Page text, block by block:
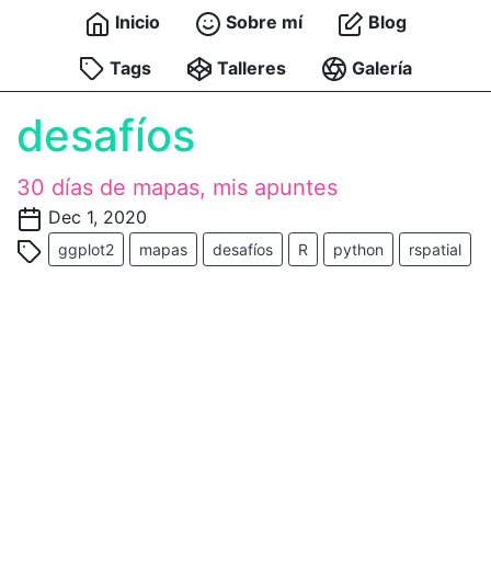
Inicio Sobre mí Blog
Tags Talleres Galería
desafíos
30 días de mapas, mis apuntes
Dec 1, 2020
ggplot2 mapas desafíos R python rspatial